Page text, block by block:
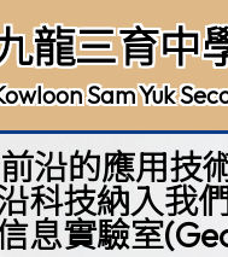
龍三育中
Sam Yuk
沿的應用
科技納入我
息實驗室